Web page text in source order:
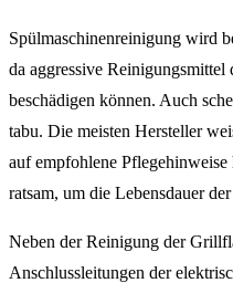
Spülmaschinenreinigung wird
da aggressive
beschädigen können. Auch
tabu. Die meisten Hersteller
auf empfohlene
ratsam, um die Lebensdauer
Neben der Reinigung der
Anschlussleitungen der